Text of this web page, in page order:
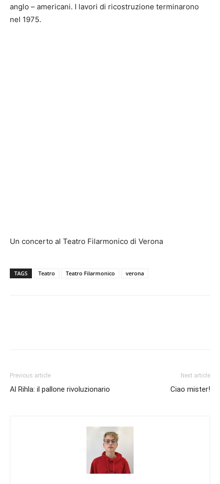
anglo – americani. I lavori di ricostruzione terminarono
nel 1975.
Un concerto al Teatro Filarmonico di Verona
TAGS Teatro Teatro Filarmonico verona
Previous article
Al Rihla: il pallone rivoluzionario
Next article
Ciao mister!